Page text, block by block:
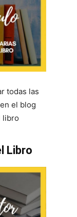
todas las
el blog
libro
Libro